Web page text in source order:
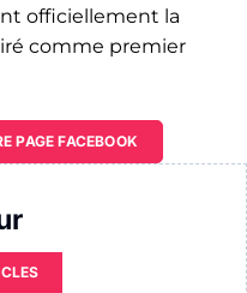
officiellement la
comme premier
PAGE FACEBOOK